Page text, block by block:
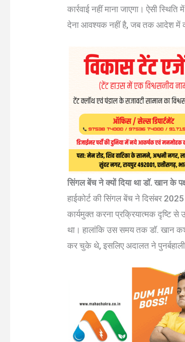
कार्रवाई नहीं माना जाएगा। ऐसी
देना आवश्यक नहीं है, जब तक आदेश में
सिंगल बेंच ने क्यों दिया था डॉ. खान के
हाईकोर्ट की सिंगल बेंच ने दिसंबर 2025
कार्यमुक्त करना प्रक्रियात्मक दृष्टि
था। हालांकि उस समय तक डॉ. खान
कर चुके थे, इसलिए अदालत ने